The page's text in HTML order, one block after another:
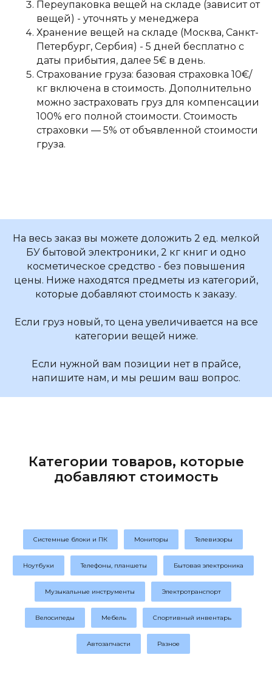
Переупаковка вещей на складе (зависит от
вещей) - уточнять у менеджера
Хранение вещей на складе (Москва, Санкт-
Петербург, Сербия) - 5 дней бесплатно с
даты прибытия, далее 5€ в день.
Страхование груза: базовая страховка 10€/
кг включена в стоимость. Дополнительно
можно застраховать груз для компенсации
100% его полной стоимости. Стоимость
страховки — 5% от объявленной стоимости
груза.
На весь заказ вы можете доложить 2 ед. мелкой
БУ бытовой электроники, 2 кг книг и одно
косметическое средство - без повышения
цены. Ниже находятся предметы из категорий,
которые добавляют стоимость к заказу.
Если груз новый, то цена увеличивается на все
категории вещей ниже.
Если нужной вам позиции нет в прайсе,
напишите нам, и мы решим ваш вопрос.
Категории товаров, которые
добавляют стоимость
Системные блоки и ПК Мониторы Телевизоры
Ноутбуки Телефоны, планшеты Бытовая электроника
Музыкальные инструменты Электротранспорт
Велосипеды Мебель Спортивный инвентарь
Автозапчасти Разное